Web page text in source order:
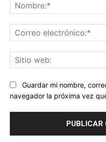
Guardar mi nombre,
navegador la próxima vez